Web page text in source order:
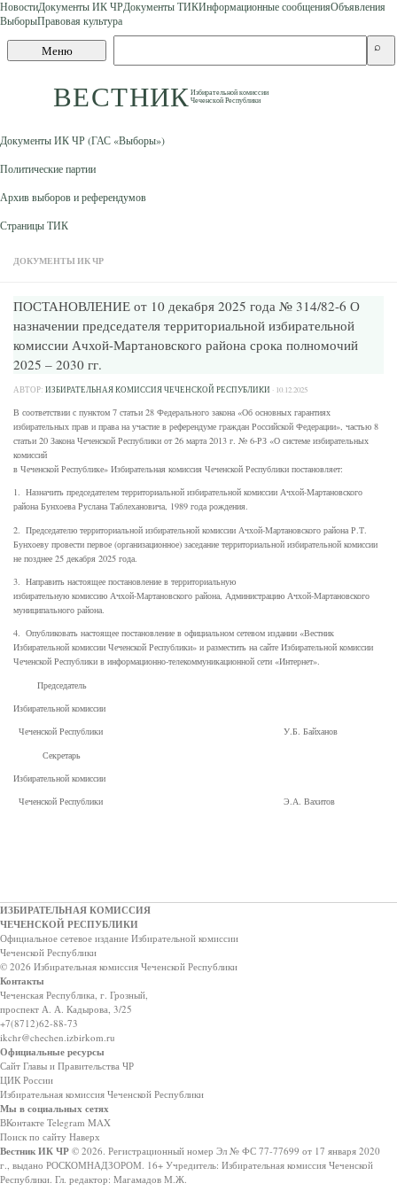
Skip to content
НовостиДокументы ИК ЧРДокументы ТИКИнформационные сообщенияОбъявления
ВыборыПравовая культура
Меню
ВЕСТНИКИзбирательной комиссии
Чеченской Республики
сайту
⌕
Документы ИК ЧР (ГАС «Выборы»)
Политические партии
Архив выборов и референдумов
Страницы ТИК
ДОКУМЕНТЫ ИК ЧР
ПОСТАНОВЛЕНИЕ от 10 декабря 2025 года № 314/82-6 О
назначении председателя территориальной избирательной
комиссии Ачхой-Мартановского района срока полномочий
2025 – 2030 гг.
АВТОР: ИЗБИРАТЕЛЬНАЯ КОМИССИЯ ЧЕЧЕНСКОЙ РЕСПУБЛИКИ · 10.12.2025
В соответствии с пунктом 7 статьи 28 Федерального закона «Об основных гарантиях
избирательных прав и права на участие в референдуме граждан Российской Федерации», частью 8
статьи 20 Закона Чеченской Республики от 26 марта 2013 г. № 6-РЗ «О системе избирательных
комиссий
в Чеченской Республике» Избирательная комиссия Чеченской Республики постановляет:
1. Назначить председателем территориальной избирательной комиссии Ачхой-Мартановского
района Бунхоева Руслана Таблехановича, 1989 года рождения.
2. Председателю территориальной избирательной комиссии Ачхой-Мартановского района Р.Т.
Бунхоеву провести первое (организационное) заседание территориальной избирательной комиссии
не позднее 25 декабря 2025 года.
3. Направить настоящее постановление в территориальную
избирательную комиссию Ачхой-Мартановского района, Администрацию Ачхой-Мартановского
муниципального района.
4. Опубликовать настоящее постановление в официальном сетевом издании «Вестник
Избирательной комиссии Чеченской Республики» и разместить на сайте Избирательной комиссии
Чеченской Республики в информационно-телекоммуникационной сети «Интернет».
Председатель
Избирательной комиссии
Чеченской Республики У.Б. Байханов
Секретарь
Избирательной комиссии
Чеченской Республики Э.А. Вахитов
ИЗБИРАТЕЛЬНАЯ КОМИССИЯ
ЧЕЧЕНСКОЙ РЕСПУБЛИКИ
Официальное сетевое издание Избирательной комиссии
Чеченской Республики
© 2026 Избирательная комиссия Чеченской Республики
Контакты
Чеченская Республика, г. Грозный,
проспект А. А. Кадырова, 3/25
+7(8712)62-88-73
ikchr@chechen.izbirkom.ru
Официальные ресурсы
Сайт Главы и Правительства ЧР
ЦИК России
Избирательная комиссия Чеченской Республики
Мы в социальных сетях
ВКонтакте Telegram MAX
Поиск по сайту Наверх
Вестник ИК ЧР © 2026. Регистрационный номер Эл № ФС 77-77699 от 17 января 2020
г., выдано РОСКОМНАДЗОРОМ. 16+ Учредитель: Избирательная комиссия Чеченской
Республики. Гл. редактор: Магамадов М.Ж.